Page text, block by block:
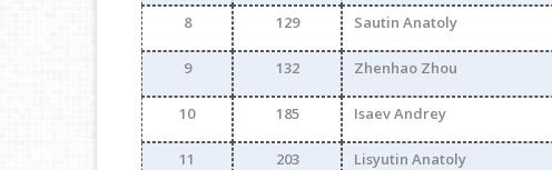
8 129 Sautin Anatoly
9 132 Zhenhao Zhou
10 185 Isaev Andrey
11 203 Lisyutin Anatoly